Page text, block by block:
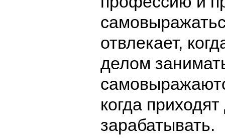
отвлекает,
делом
когда
зарабатывать.